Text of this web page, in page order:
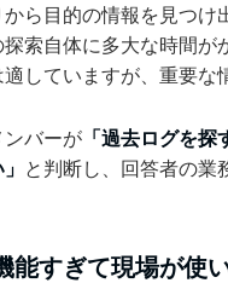
ら目的の情報を見つ
索自体に多大な時間
していますが、重要な
ンバーが 「過去ログを
と判断し、回答者の業
能すぎて現場が使